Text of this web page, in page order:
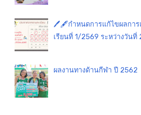
🖊️🖋️กำหนดการแก้ไขผลการ
เรียนที่ 1/2569 ระหว่างวันที่
ผลงานทางด้านกีฬา ปี 2562